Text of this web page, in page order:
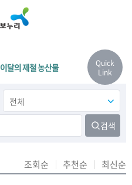
이달의 제철 농산물
검색
조회순 추천순 최신순
Quick
Link